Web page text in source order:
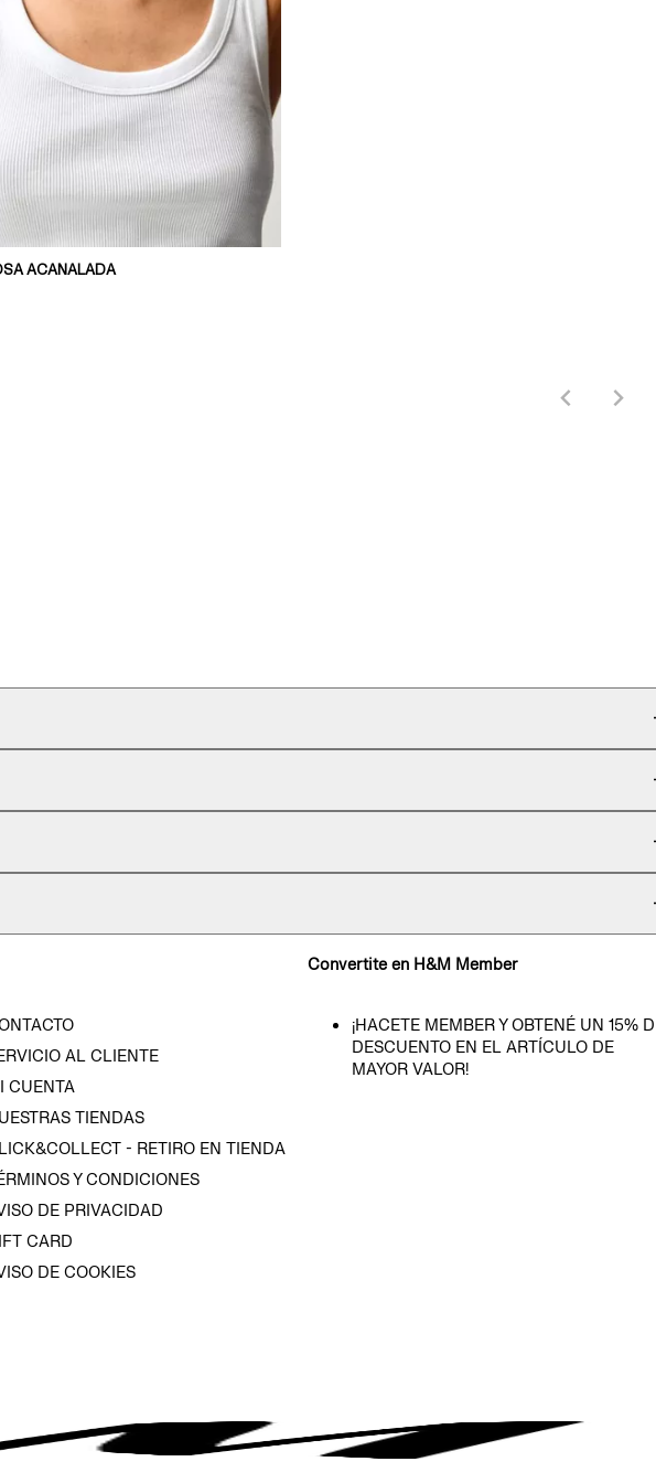
ACANALADA
AL CLIENTE
CUENTA
TIENDAS
- RETIRO EN TIENDA
Y CONDICIONES
DE PRIVACIDAD
CARD
DE COOKIES
Convertite en H&M Member
¡HACETE MEMBER Y OBTENÉ UN 15%
DESCUENTO EN EL ARTÍCULO DE
MAYOR VALOR!